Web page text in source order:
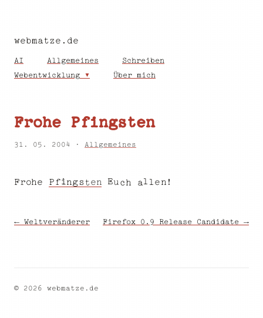
webmatze.de
AI Allgemeines Schreiben
Webentwicklung Über mich
Frohe Pfingsten
31. 05. 2004 · Allgemeines
Frohe P fi ng s t en Eu c h al l e n !
← Weltveränderer Firefox 0.9 Release Candidate →
© 2026 webmatze.de